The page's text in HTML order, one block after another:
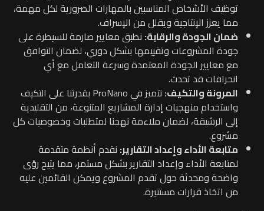
توظيف الأشخاص المناسبين بالمهارات الضرورية لكل مهمة،
مما يعزز الإنتاجية ويقلل من الإسراف.
ضمان الجودة والرقابة: نطبق معايير صارمة للسيطرة على
جودة المشروعات وتقييمها بشكل دوري، لضمان التوافق
مع معايير الجودة المعتمدة وسرعة التعامل مع أي
انحرافات قد تحدث.
المرونة والتكيف:
نتميز في ProNano بقدرتنا على التكيف
واستخدام منهجيات إدارة المشاريع المتنوعة، من التقليدية
إلى الرشيقة، لضمان ملاءمة نهجنا لمتطلبات وخصوصيات كل
مشروع.
متابعة الأداء وإعداد التقارير: نقدم أنظمة متقدمة
لمتابعة الأداء وإعداد التقارير بشكل مستمر، مما يتيح رؤى
واضحة ومحدثة حول تقدم المشروع ويمكن القائمين عليه
من اتخاذ قرارات مستنيرة.